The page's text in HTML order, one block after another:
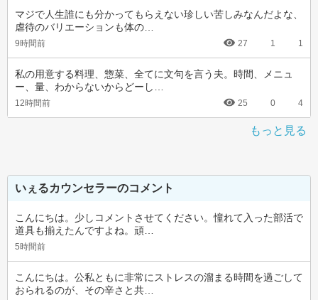
マジで人生誰にも分かってもらえない珍しい苦しみなんだよな、
虐待のバリエーションも体の…
9時間前 27 1 1
私の用意する料理、惣菜、全てに文句を言う夫。時間、メニュ
ー、量、わからないからどーし…
12時間前 25 0 4
もっと見る
いぇるカウンセラーのコメント
こんにちは。少しコメントさせてください。憧れて入った部活で
道具も揃えたんですよね。頑…
5時間前
こんにちは。公私ともに非常にストレスの溜まる時間を過ごして
おられるのが、その辛さと共…